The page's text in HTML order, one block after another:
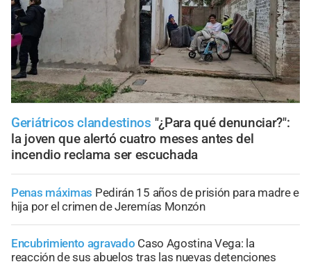
Geriátricos clandestinos "¿Para qué denunciar?":
la joven que alertó cuatro meses antes del
incendio reclama ser escuchada
Penas máximas Pedirán 15 años de prisión para madre e
hija por el crimen de Jeremías Monzón
Encubrimiento agravado Caso Agostina Vega: la
reacción de sus abuelos tras las nuevas detenciones